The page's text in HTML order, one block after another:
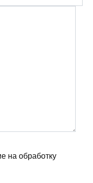
на обработку